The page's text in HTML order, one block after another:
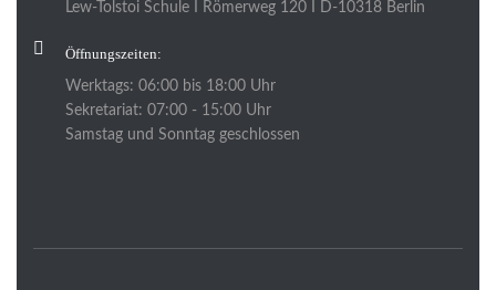
Lew-Tolstoi Schule I Römerweg 120 I D-10318 Berlin
Öffnungszeiten:
Werktags: 06:00 bis 18:00 Uhr
Sekretariat: 07:00 - 15:00 Uhr
Samstag und Sonntag geschlossen